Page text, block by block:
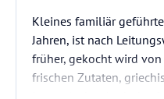
Kleines familiär
Jahren, ist nach
früher, gekocht wird
frischen Zutaten,